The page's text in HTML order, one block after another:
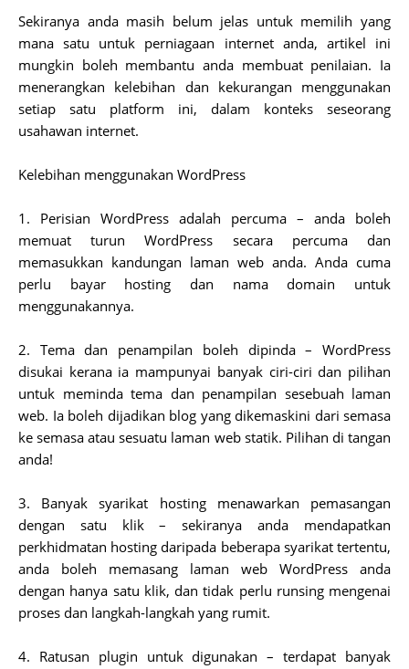
Sekiranya anda masih belum jelas untuk memilih yang
mana satu untuk perniagaan internet anda, artikel ini
mungkin boleh membantu anda membuat penilaian. Ia
menerangkan kelebihan dan kekurangan menggunakan
setiap satu platform ini, dalam konteks seseorang
usahawan internet.
Kelebihan menggunakan WordPress
1. Perisian WordPress adalah percuma – anda boleh
memuat turun WordPress secara percuma dan
memasukkan kandungan laman web anda. Anda cuma
perlu bayar hosting dan nama domain untuk
menggunakannya.
2. Tema dan penampilan boleh dipinda – WordPress
disukai kerana ia mampunyai banyak ciri-ciri dan pilihan
untuk meminda tema dan penampilan sesebuah laman
web. Ia boleh dijadikan blog yang dikemaskini dari semasa
ke semasa atau sesuatu laman web statik. Pilihan di tangan
anda!
3. Banyak syarikat hosting menawarkan pemasangan
dengan satu klik – sekiranya anda mendapatkan
perkhidmatan hosting daripada beberapa syarikat tertentu,
anda boleh memasang laman web WordPress anda
dengan hanya satu klik, dan tidak perlu runsing mengenai
proses dan langkah-langkah yang rumit.
4. Ratusan plugin untuk digunakan – terdapat banyak